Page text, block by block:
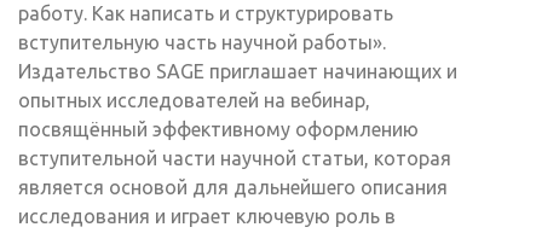
работу. Как написать и структурировать
вступительную часть научной работы».
Издательство SAGE приглашает начинающих и
опытных исследователей на вебинар,
посвящённый эффективному оформлению
вступительной части научной статьи, которая
является основой для дальнейшего описания
исследования и играет ключевую роль в